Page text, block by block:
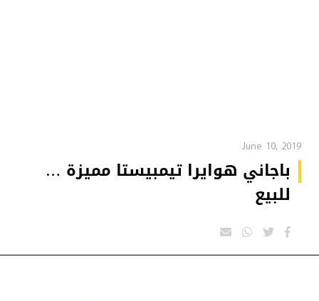
June 10, 2019
باجاني هوايرا تيمبيستا مميزة …
للبيع